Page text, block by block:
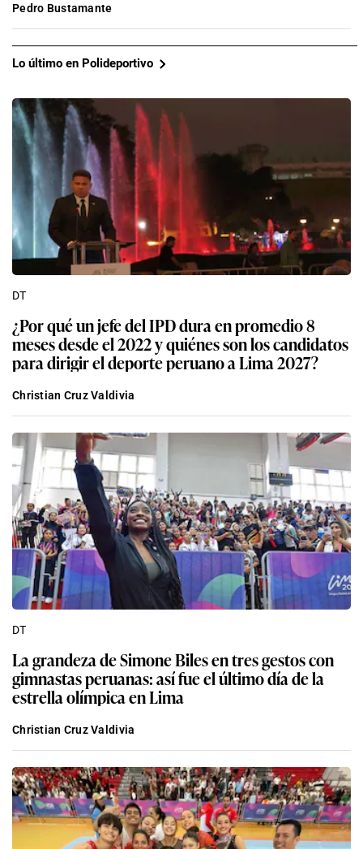
Pedro Bustamante
Lo último en Polideportivo
DT
¿Por qué un jefe del IPD dura en promedio 8
meses desde el 2022 y quiénes son los candidatos
para dirigir el deporte peruano a Lima 2027?
Christian Cruz Valdivia
DT
La grandeza de Simone Biles en tres gestos con
gimnastas peruanas: así fue el último día de la
estrella olímpica en Lima
Christian Cruz Valdivia